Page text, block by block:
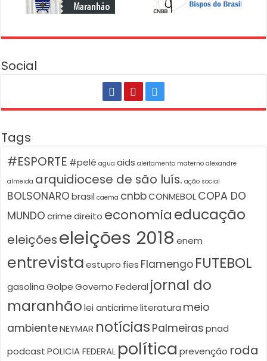
Social
Tags
#ESPORTE #pelé agua aids aleitamento materno alexandre
almeida arquidiocese de são luís. ação social
BOLSONARO brasil caema cnbbCONMEBOLCOPA DO
MUNDO crime direito economiaeducação
eleiçõeseleições 2018 enem
entrevista estupro fies Flamengo FUTEBOL
gasolina Golpe Governo Federal jornal do
maranhão lei anticrime literatura meio
ambienteNEYMAR notícias Palmeiras pnad
podcast POLICIA FEDERAL política prevenção roda